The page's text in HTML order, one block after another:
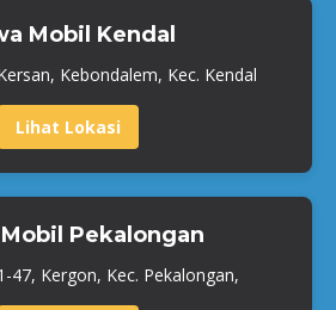
Mobil Kendal
Kebondalem, Kec. Kendal
Lihat Lokasi
Pekalongan
47, Kergon, Kec. Pekalongan,